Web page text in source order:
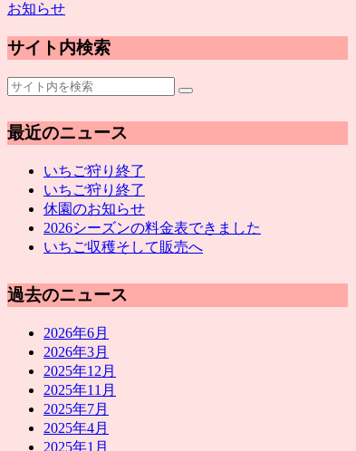
お知らせ
サイト内検索
最近のニュース
いちご狩り終了
いちご狩り終了
休園のお知らせ
2026シーズンの料金表できました
いちご収穫そして販売へ
過去のニュース
2026年6月
2026年3月
2025年12月
2025年11月
2025年7月
2025年4月
2025年1月